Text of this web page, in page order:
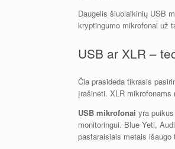
Daugelis šiuolaikinių USB
kryptingumo mikrofonai už
USB ar XLR –
Čia prasideda tikrasis
įrašinėti. XLR
USB mikrofonai yra
monitoringui. Blue Yeti,
pastaraisiais metais